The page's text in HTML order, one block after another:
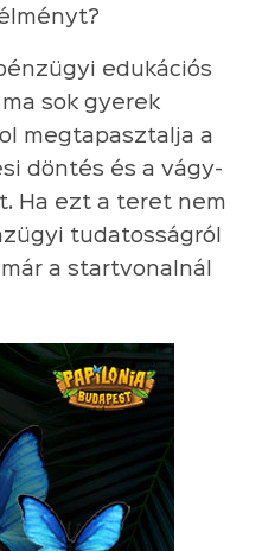
edukációs
sok gyerek
megtapasztalja a
döntés és a vágy-
Ha ezt a teret nem
tudatosságról
a startvonalnál